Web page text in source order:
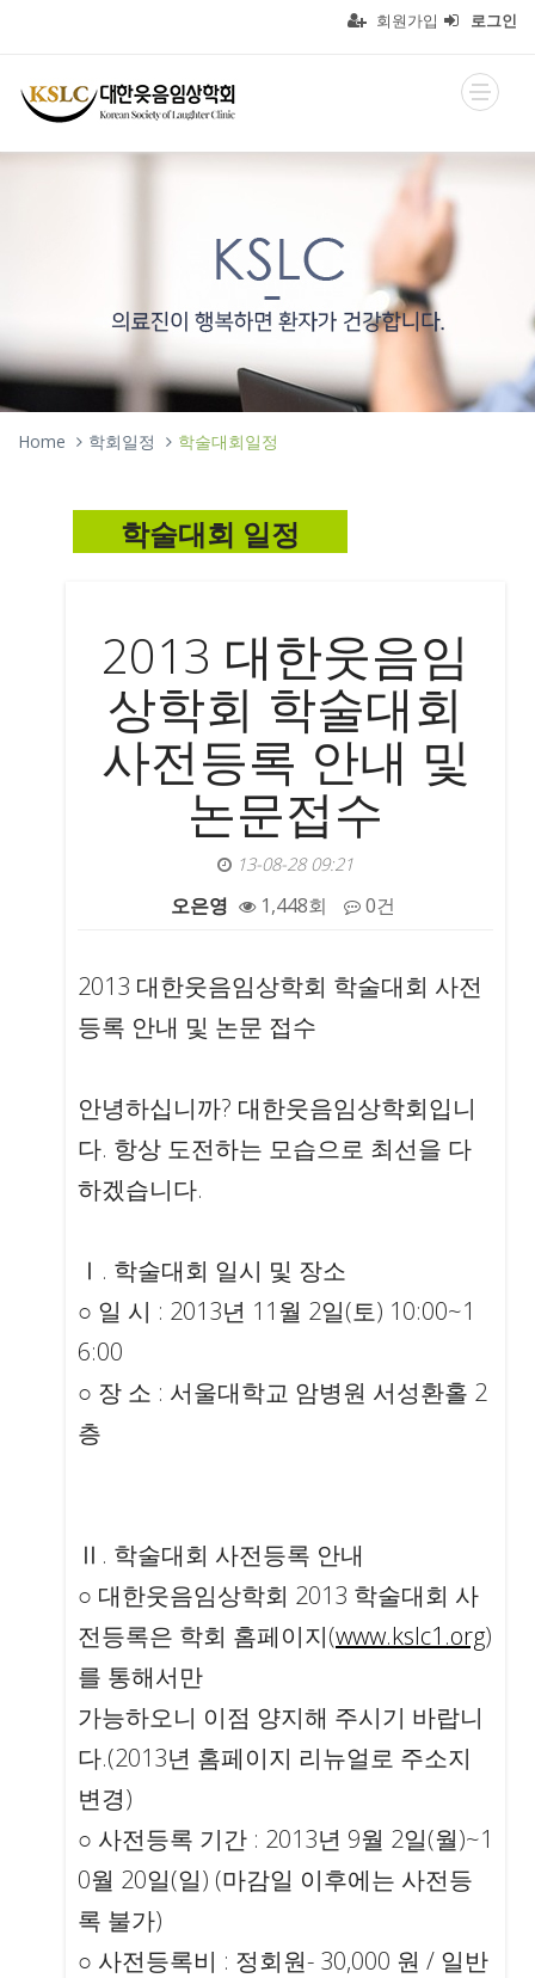
회원가입 로그인
Home 학회일정 학술대회일정
학술대회 일정
2013 대한웃음임
상학회 학술대회
사전등록 안내 및
논문접수
13-08-28 09:21
오은영 1,448회 0건
본문
2013 대한웃음임상학회 학술대회 사전
등록 안내 및 논문 접수
안녕하십니까? 대한웃음임상학회입니
다. 항상 도전하는 모습으로 최선을 다
하겠습니다.
Ⅰ. 학술대회 일시 및 장소
○ 일 시 : 2013년 11월 2일(토) 10:00~1
6:00
○ 장 소 : 서울대학교 암병원 서성환홀 2
층
Ⅱ. 학술대회 사전등록 안내
○ 대한웃음임상학회 2013 학술대회 사
전등록은 학회 홈페이지(www.kslc1.org)
를 통해서만
가능하오니 이점 양지해 주시기 바랍니
다.(2013년 홈페이지 리뉴얼로 주소지
변경)
○ 사전등록 기간 : 2013년 9월 2일(월)~1
0월 20일(일) (마감일 이후에는 사전등
록 불가)
○ 사전등록비 : 정회원- 30,000 원 / 일반